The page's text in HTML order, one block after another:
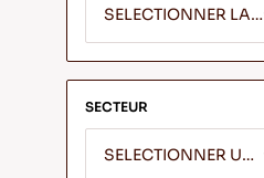
SELECTIONNER LA SAISON
SECTEUR
SELECTIONNER UN SEGMENT